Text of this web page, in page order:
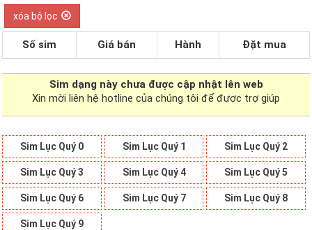
xóa bộ lọc
Số sim Giá bán Hành Đặt mua
Sim dạng này chưa được cập nhật lên web
Xin mời liên hệ hotline của chúng tôi để được trợ giúp
Sim Lục Quý 0 Sim Lục Quý 1 Sim Lục Quý 2
Sim Lục Quý 3 Sim Lục Quý 4 Sim Lục Quý 5
Sim Lục Quý 6 Sim Lục Quý 7 Sim Lục Quý 8
Sim Lục Quý 9